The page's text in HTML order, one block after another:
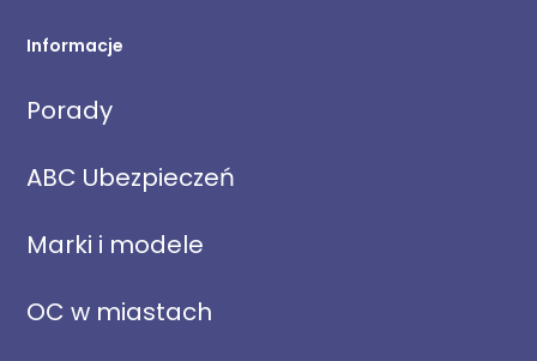
Informacje
Porady
ABC Ubezpieczeń
Marki i modele
OC w miastach